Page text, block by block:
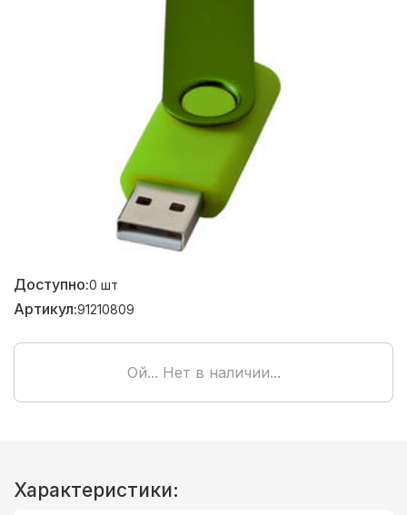
Доступно:0 шт
Артикул:91210809
Ой... Нет в наличии...
Характеристики: